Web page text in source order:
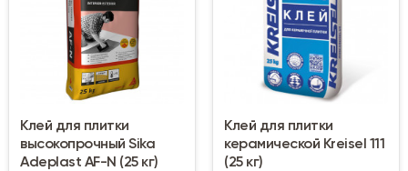
Клей для плитки
высокопрочный Sika
Adeplast AF-N (25 кг)
Клей для плитки
керамической Kreisel 111
(25 кг)